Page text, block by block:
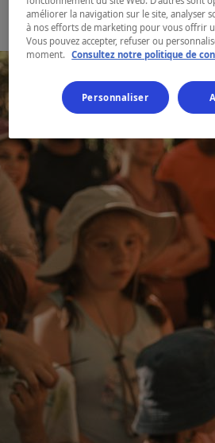
améliorer la navigation sur le site, analyser
à nos efforts de marketing pour vous offrir
Vous pouvez accepter, refuser ou
moment.
Consultez notre politique de
Personnaliser